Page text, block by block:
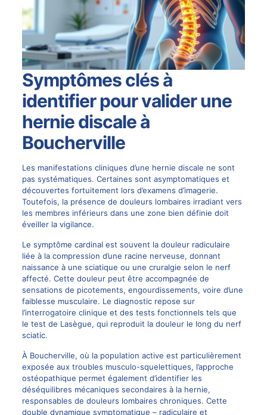
Symptômes clés à
identifier pour valider une
hernie discale à
Boucherville
Les manifestations cliniques d’une hernie discale ne sont
pas systématiques. Certaines sont asymptomatiques et
découvertes fortuitement lors d’examens d’imagerie.
Toutefois, la présence de douleurs lombaires irradiant vers
les membres inférieurs dans une zone bien définie doit
éveiller la vigilance.
Le symptôme cardinal est souvent la douleur radiculaire
liée à la compression d’une racine nerveuse, donnant
naissance à une sciatique ou une cruralgie selon le nerf
affecté. Cette douleur peut être accompagnée de
sensations de picotements, engourdissements, voire d’une
faiblesse musculaire. Le diagnostic repose sur
l’interrogatoire clinique et des tests fonctionnels tels que
le test de Lasègue, qui reproduit la douleur le long du nerf
sciatic.
À Boucherville, où la population active est particulièrement
exposée aux troubles musculo-squelettiques, l’approche
ostéopathique permet également d’identifier les
déséquilibres mécaniques secondaires à la hernie,
responsables de douleurs lombaires chroniques. Cette
double dynamique symptomatique – radiculaire et